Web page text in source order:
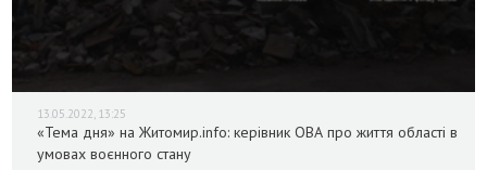
13.05.2022, 13:25
«Тема дня» на Житомир.info: керівник ОВА про життя області в
умовах воєнного стану